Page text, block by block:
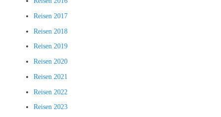
Reisen 2017
Reisen 2018
Reisen 2019
Reisen 2020
Reisen 2021
Reisen 2022
Reisen 2023